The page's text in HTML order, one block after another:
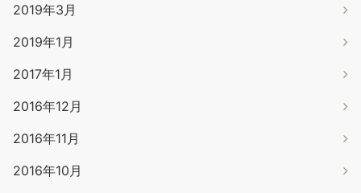
2019年3月
2019年1月
2017年1月
2016年12月
2016年11月
2016年10月